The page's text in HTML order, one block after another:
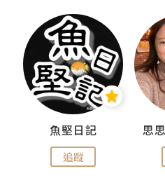
魚堅日記
追蹤